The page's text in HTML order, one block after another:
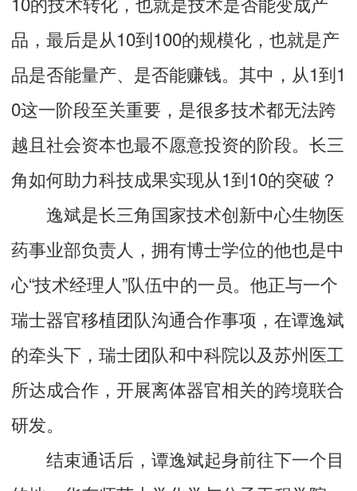
品，最后是从10到100的规模化，也就是产
品是否能量产、是否能赚钱。其中，从1到1
0这一阶段至关重要，是很多技术都无法跨
越且社会资本也最不愿意投资的阶段。长三
角如何助力科技成果实现从1到10的突破？
逸斌是长三角国家技术创新中心生物医
药事业部负责人，拥有博士学位的他也是中
心“技术经理人”队伍中的一员。他正与一个
瑞士器官移植团队沟通合作事项，在谭逸斌
的牵头下，瑞士团队和中科院以及苏州医工
所达成合作，开展离体器官相关的跨境联合
研发。
结束通话后，谭逸斌起身前往下一个目